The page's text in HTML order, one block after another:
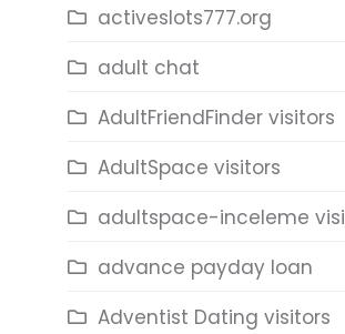
activeslots777.org
adult chat
AdultFriendFinder visitors
AdultSpace visitors
adultspace-inceleme
advance payday loan
Adventist Dating visitors